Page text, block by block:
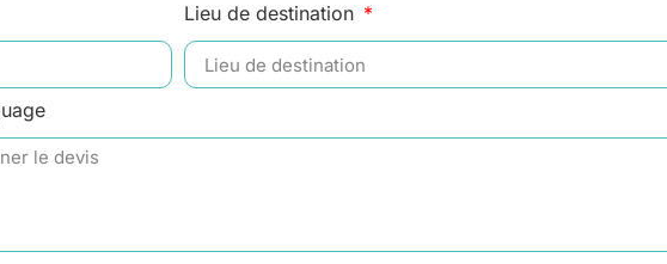
Lieu de destination